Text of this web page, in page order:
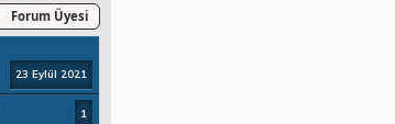
Forum Üyesi
23 Eylül 2021
1